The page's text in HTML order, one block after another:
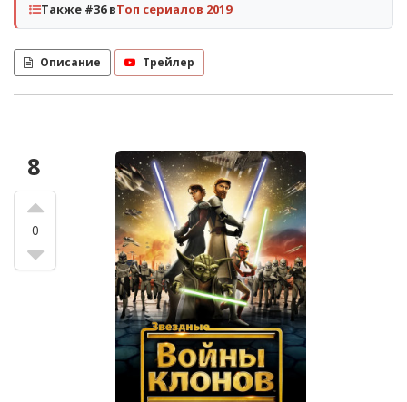
Также #36 вТоп сериалов 2019
Описание Трейлер
8
0